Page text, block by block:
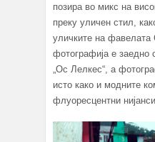
позира во микс на
преку уличен стил,
уличките на
фотографија е заедно
„Ос Лелкес“, а
исто како и модните
флуоресцентни нијанси.